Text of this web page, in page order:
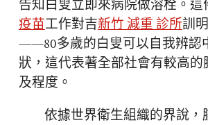
告知白叟立即來病院做溶栓。這
疫苗工作對吉新竹 減重 診所訓
——80多歲的白叟可以自我辨認
狀，這代表著全部社會有較高的
及程度。
依據世界衛生組織的界說，